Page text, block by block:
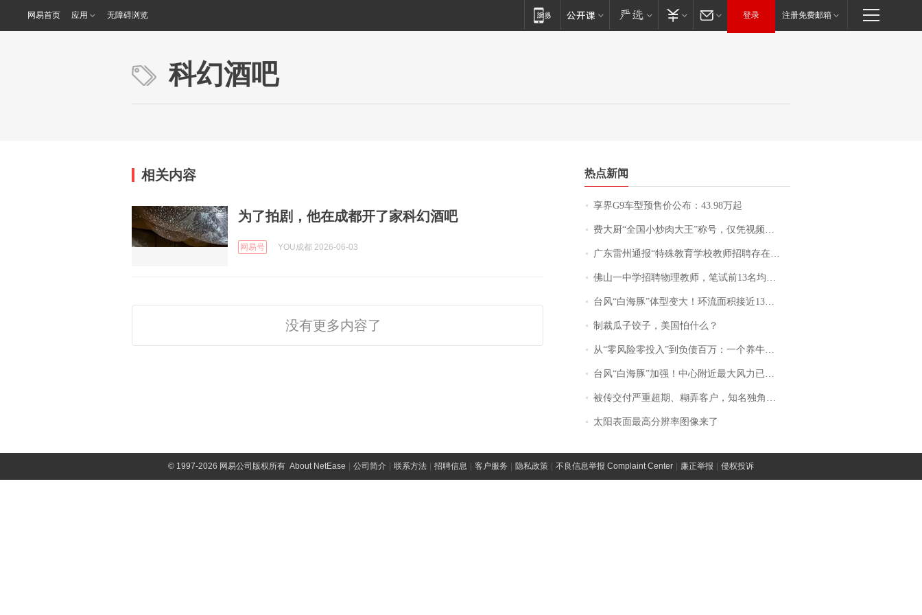
网易首页 应用 无障碍浏览 登录 注册免费邮箱
科幻酒吧
相关内容
为了拍剧，他在成都开了家科幻酒吧
网易号 YOU成都 2026-06-03
没有更多内容了
热点新闻
享界G9车型预售价公布：43.98万起
费大厨“全国小炒肉大王”称号，仅凭视频评出？中国烹饪协会回应
广东雷州通报“特殊教育学校教师招聘存在违规行为”：已启动问责程序 副校长被停职
佛山一中学招聘物理教师，笔试前13名均遭淘汰？教育局：已叫停招聘，成立调查组全面核查
台风“白海豚”体型变大！环流面积接近13个浙江那么大
制裁瓜子饺子，美国怕什么？
从“零风险零投入”到负债百万：一个养牛项目崩盘后，谁该为农户的贷款买单丨红星调查
台风“白海豚”加强！中心附近最大风力已达15级 最新研判
被传交付严重超期、糊弄客户，知名独角兽车企创始人回应：都没证据，将依法采取措施，“本人长期与美国交管局保持沟通，对方表示肯定”
太阳表面最高分辨率图像来了
©1997-2026 网易公司版权所有 About NetEase 公司简介 联系方法 招聘信息 客户服务 隐私政策 不良信息举报 Complaint Center 廉正举报 侵权投诉